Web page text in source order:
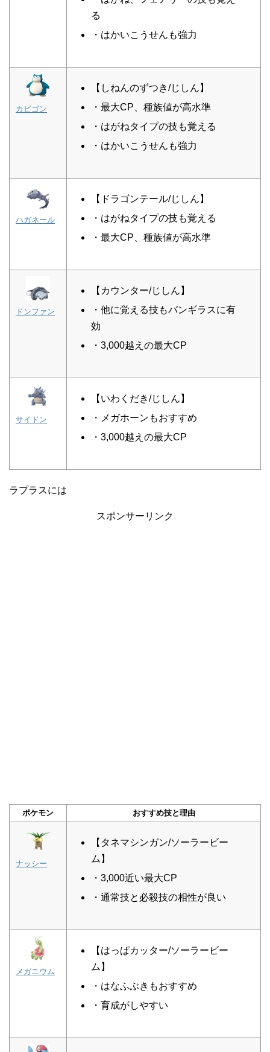
る
・はかいこうせんも強力
カビゴン
【しねんのずつき/じしん】
・最大CP、種族値が高水準
・はがねタイプの技も覚える
・はかいこうせんも強力
ハガネール
【ドラゴンテール/じしん】
・はがねタイプの技も覚える
・最大CP、種族値が高水準
ドンファン
【カウンター/じしん】
・他に覚える技もバンギラスに有
効
・3,000越えの最大CP
サイドン
【いわくだき/じしん】
・メガホーンもおすすめ
・3,000越えの最大CP
ラプラスには
スポンサーリンク
ポケモン おすすめ技と理由
ナッシー
【タネマシンガン/ソーラービー
ム】
・3,000近い最大CP
・通常技と必殺技の相性が良い
メガニウム
【はっぱカッター/ソーラービー
ム】
・はなふぶきもおすすめ
・育成がしやすい